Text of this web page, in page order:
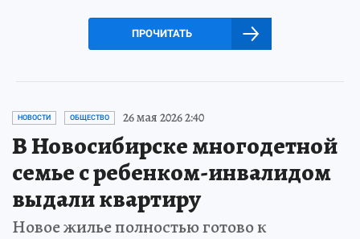
ПРОЧИТАТЬ
НОВОСТИ ОБЩЕСТВО 26 мая 2026 2:40
В Новосибирске многодетной
семье с ребенком-инвалидом
выдали квартиру
Новое жилье полностью готово к